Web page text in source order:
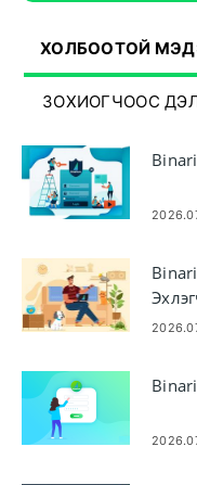
ХОЛБООТОЙ
ЗОХИОГЧООС